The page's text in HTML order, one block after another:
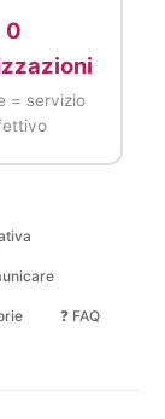
0
= servizio
❓ FAQ